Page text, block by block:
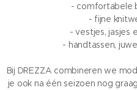
- comfortabele
- fijne
- vestjes, jasjes
- handtassen,
Bij DREZZA combineren we
je ook na één seizoen nog